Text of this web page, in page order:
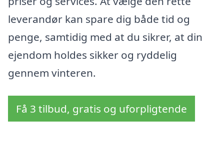
leverandør kan spare dig både tid og
penge, samtidig med at du sikrer, at din
ejendom holdes sikker og ryddelig
gennem vinteren.
Få 3 tilbud, gratis og uforpligtende